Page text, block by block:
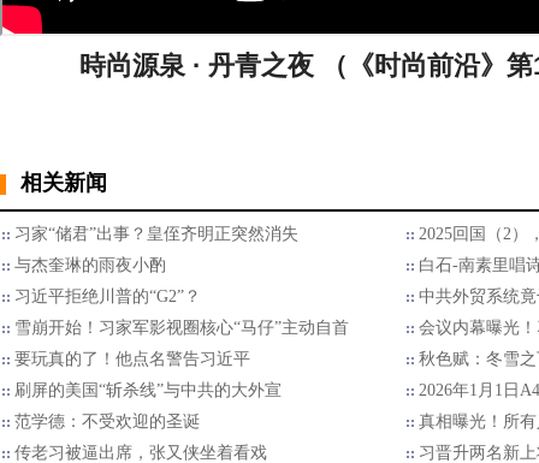
時尚源泉 · 丹青之夜 （《时尚前沿》
相关新闻
习家“储君”出事？皇侄齐明正突然消失
2025回国（2）
与杰奎琳的雨夜小酌
白石-南素里唱
习近平拒绝川普的“G2”？
中共外贸系统
雪崩开始！习家军影视圈核心“马仔”主动自首
会议内幕曝光
要玩真的了！他点名警告习近平
秋色赋：冬雪
刷屏的美国“斩杀线”与中共的大外宣
2026年1月1日
范学德：不受欢迎的圣诞
真相曝光！所
传老习被逼出席，张又侠坐着看戏
习晋升两名新